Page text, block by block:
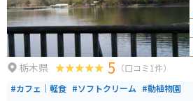
栃木県 5 （口コミ1件）
#カフェ｜軽食 #ソフトクリーム #動植物園